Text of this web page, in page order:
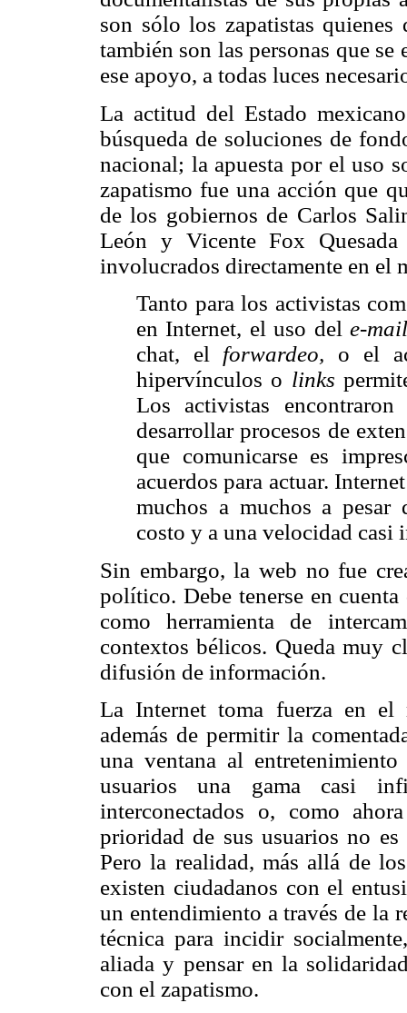
son sólo los zapatistas
también son las personas que
ese apoyo, a todas luces
La actitud del Estado
búsqueda de soluciones de
nacional; la apuesta por el uso
zapatismo fue una acción que
de los gobiernos de Carlos
León y Vicente Fox
involucrados directamente en el
Tanto para los activistas
en Internet, el uso dele-
chat, el forwardeo, o el
hipervínculos o links
Los activistas
desarrollar procesos de
que comunicarse es
acuerdos para actuar.
muchos a muchos a pesar
costo y a una velocidad casi
Sin embargo, la web no fue
político. Debe tenerse en
como herramienta de
contextos bélicos. Queda muy
difusión de información.
La Internet toma fuerza en el
además de permitir la
una ventana al
usuarios una gama casi
interconectados o, como
prioridad de sus usuarios no
Pero la realidad, más allá de
existen ciudadanos con el
un entendimiento a través de la
técnica para incidir
aliada y pensar en la
con el zapatismo.